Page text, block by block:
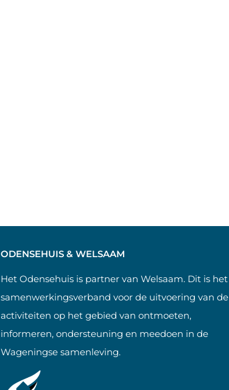
ODENSEHUIS & WELSAAM
Het Odensehuis is partner van Welsaam. Dit is het
samenwerkingsverband voor de uitvoering van de
activiteiten op het gebied van ontmoeten,
informeren, ondersteuning en meedoen in de
Wageningse samenleving.